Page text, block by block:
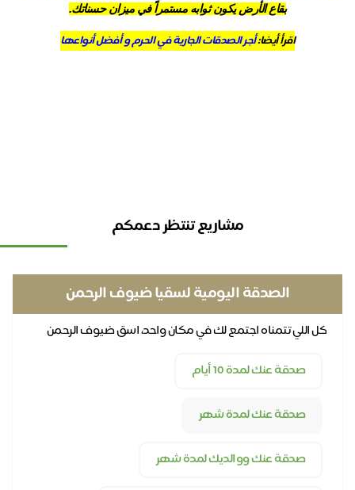
بقاع الأرض يكون ثوابه مستمراً في ميزان حسناتك.
اقرأ أيضا:أجر الصدقات الجارية في الحرم و أفضل أنواعها
مشاريع تنتظر دعمكم
الصدقة اليومية لسقيا ضيوف الرحمن
كل اللي تتمناه اجتمع لك في مكان واحد، اسق ضيوف الرحمن
صدقة عنك لمدة 10 أيام
صدقة عنك لمدة شهر
صدقة عنك ووالديك لمدة شهر